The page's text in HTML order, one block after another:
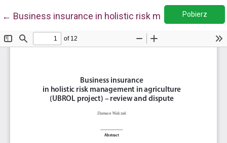
← Wróć do szczegółów artykułu
Business insurance in holistic risk management in
Pobierz